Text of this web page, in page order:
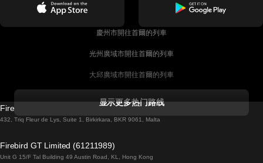
慶州市開往首爾的列車
光州廣域市開往首爾的列車
大邱廣域市開往首爾的列車
都柏林開往戈尔韦的列車
羅馬開往拿坡里的列車
显示更多热门路线
Firebird GT Limited (OC 1451)
432, Triq Fleur de Lys, Suite 1, Birkirkara, BKR 9061, Malta
Firebird GT Limited (61211989)
Unit G 15/F Tal Building 49 Austin Road, KL, Hong Kong